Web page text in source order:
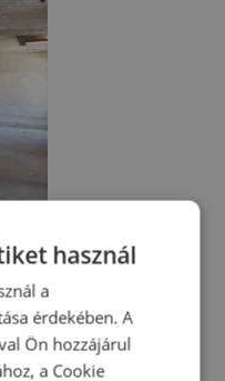
használ
a
érdekében. A
Ön hozzájárul
a Cookie